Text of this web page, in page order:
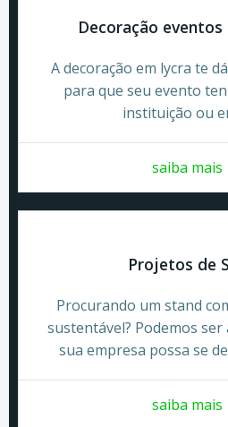
Decoração
A decoração em lycra te
para que seu evento
instituição ou
saiba mais
Projetos de
Procurando um stand
sustentável? Podemos
sua empresa possa se
saiba mais